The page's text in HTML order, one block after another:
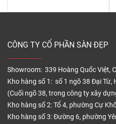
CÔNG TY CỔ PHẦN SÀN ĐẸP
Showroom: 339 Hoàng Quốc Việt,
Kho hàng số 1: số 1 ngõ 38 Đại Từ,
(Cuối ngõ 38, trong công ty xây
Kho hàng số 2: Tổ 4, phường Cự
Kho hàng số 3: Đường 6, phường